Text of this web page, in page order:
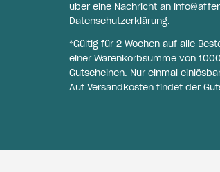
über eine Nachricht an
Datenschutzerklärung.
*Gültig für 2 Wochen auf alle
einer Warenkorbsumme von
Gutscheinen. Nur einmal
Auf Versandkosten findet der